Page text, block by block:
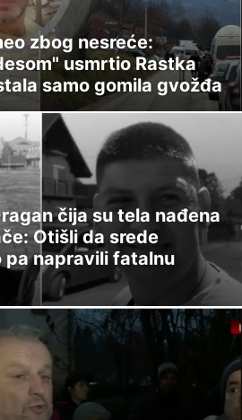
zbog nesreće:
usmrtio Rastka
samo gomila gvožđa
čija su tela nađena
Otišli da srede
napravili fatalnu